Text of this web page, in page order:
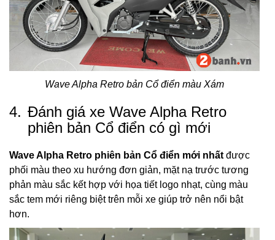
Wave Alpha Retro bản Cổ điển màu Xám
4. Đánh giá xe Wave Alpha Retro
phiên bản Cổ điển có gì mới
Wave Alpha Retro phiên bản Cổ điển mới nhất được
phối màu theo xu hướng đơn giản, mặt nạ trước tương
phản màu sắc kết hợp với họa tiết logo nhạt, cùng màu
sắc tem mới riêng biệt trên mỗi xe giúp trở nên nổi bật
hơn.